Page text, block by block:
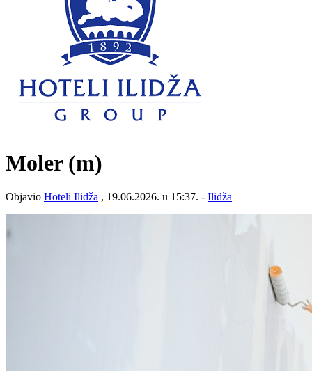
Moler (m)
Objavio Hoteli Ilidža , 19.06.2026. u 15:37. - Ilidža